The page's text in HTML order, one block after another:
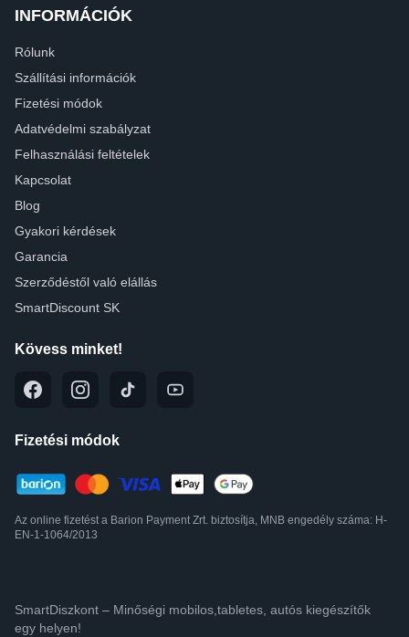
INFORMÁCIÓK
Rólunk
Szállítási információk
Fizetési módok
Adatvédelmi szabályzat
Felhasználási feltételek
Kapcsolat
Blog
Gyakori kérdések
Garancia
Szerződéstől való elállás
SmartDiscount SK
Kövess minket!
Fizetési módok
Az online fizetést a Barion Payment Zrt. biztosítja, MNB engedély száma: H-
EN-1-1064/2013
SmartDiszkont – Minőségi mobilos,tabletes, autós kiegészítők
egy helyen!